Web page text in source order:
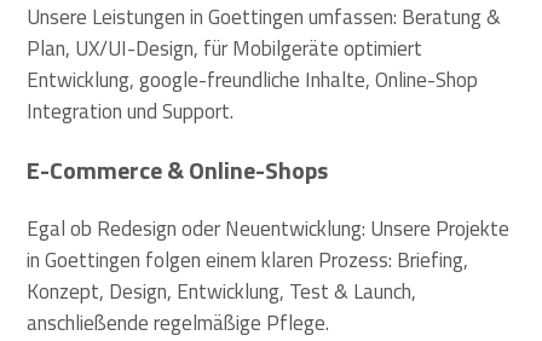
Unsere Leistungen in Goettingen umfassen: Beratung &
Plan, UX/UI-Design, für Mobilgeräte optimiert
Entwicklung, google-freundliche Inhalte, Online-Shop
Integration und Support.
E-Commerce & Online-Shops
Egal ob Redesign oder Neuentwicklung: Unsere Projekte
in Goettingen folgen einem klaren Prozess: Briefing,
Konzept, Design, Entwicklung, Test & Launch,
anschließende regelmäßige Pflege.